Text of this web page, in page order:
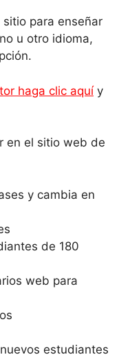
para enseñar
u otro idioma,
haga clic aquíy
en el sitio web de
y cambia en
de 180
web para
estudiantes